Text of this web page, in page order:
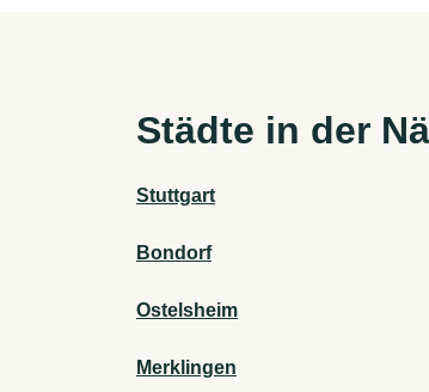
Städte in der
Stuttgart
Bondorf
Ostelsheim
Merklingen